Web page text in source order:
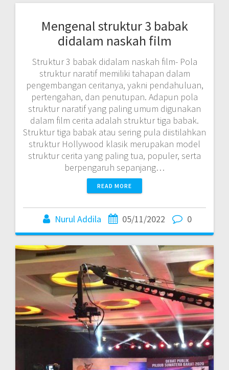
Mengenal struktur 3 babak
didalam naskah film
Struktur 3 babak didalam naskah film- Pola
struktur naratif memiliki tahapan dalam
pengembangan ceritanya, yakni pendahuluan,
pertengahan, dan penutupan. Adapun pola
struktur naratif yang paling umum digunakan
dalam film cerita adalah struktur tiga babak.
Struktur tiga babak atau sering pula diistilahkan
struktur Hollywood klasik merupakan model
struktur cerita yang paling tua, populer, serta
berpengaruh sepanjang…
READ MORE
Nurul Addila 05/11/2022 0